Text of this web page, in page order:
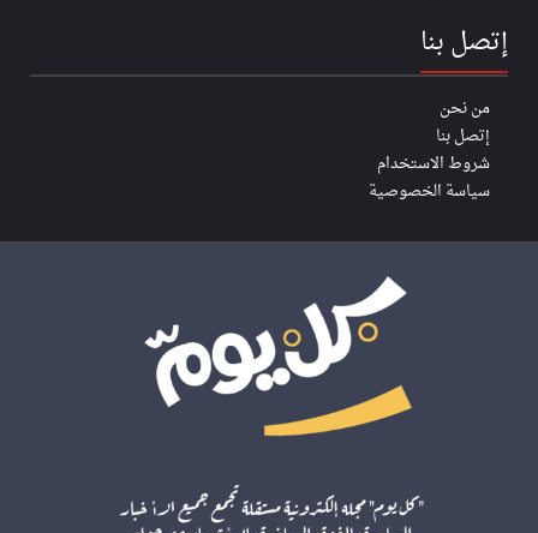
إتصل بنا
من نحن
إتصل بنا
شروط الاستخدام
سياسة الخصوصية